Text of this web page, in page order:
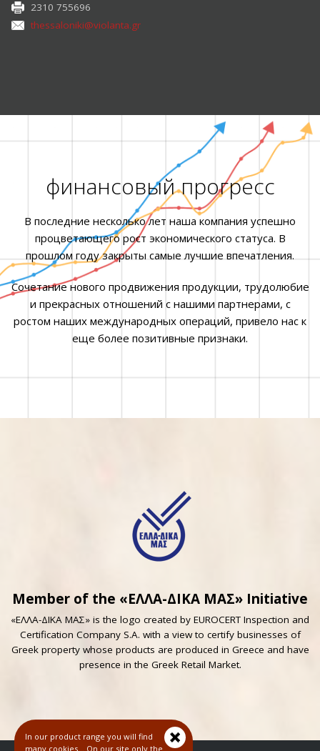
2310 755696
thessaloniki@violanta.gr
финансовый прогресс
В последние несколько лет наша компания успешно
процветающего рост экономического статуса. В
прошлом году закрыты самые лучшие впечатления.
Сочетание нового продвижения продукции, трудолюбие
и прекрасных отношений с нашими партнерами, с
ростом наших международных операций, привело нас к
еще более позитивные признаки.
Member of the «ΕΛΛΑ-ΔΙΚΑ ΜΑΣ» Initiative
«ΕΛΛΑ-ΔΙΚΑ ΜΑΣ» is the logo created by EUROCERT Inspection and
Certification Company S.A. with a view to certify businesses of
Greek property whose products are produced in Greece and have
presence in the Greek Retail Market.
In our product range you will find
many cookies... On our site only the